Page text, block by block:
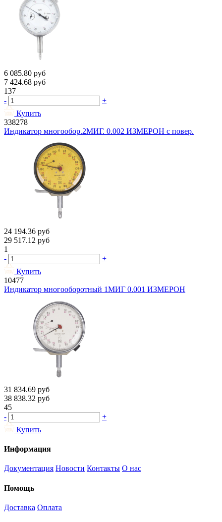
6 085.80 руб
7 424.68 руб
137
-
+
Купить
338278
Индикатор многообор.2МИГ. 0.002 ИЗМЕРОН с повер.
24 194.36 руб
29 517.12 руб
1
-
+
Купить
10477
Индикатор многооборотный 1МИГ 0.001 ИЗМЕРОН
31 834.69 руб
38 838.32 руб
45
-
+
Купить
Информация
Документация Новости Контакты О нас
Помощь
Доставка Оплата